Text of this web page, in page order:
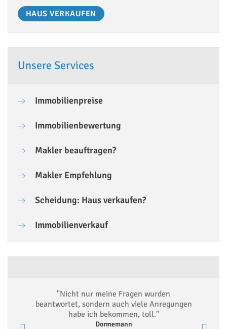
HAUS VERKAUFEN
Unsere Services
Immobilienpreise
Immobilienbewertung
Makler beauftragen?
Makler Empfehlung
Scheidung: Haus verkaufen?
Immobilienverkauf
"Nicht nur meine Fragen wurden
beantwortet, sondern auch viele Anregungen
habe ich bekommen, toll."
Dormemann